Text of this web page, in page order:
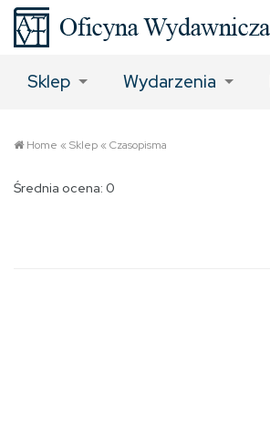
Sklep Wydarzenia
Home «Sklep«Czasopisma
Średnia ocena: 0